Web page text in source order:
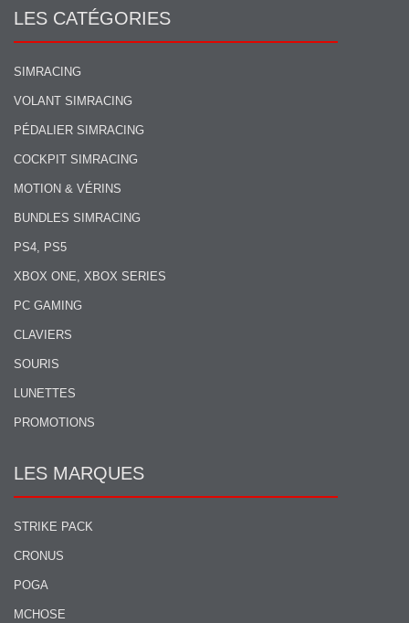
LES CATÉGORIES
SIMRACING
VOLANT SIMRACING
PÉDALIER SIMRACING
COCKPIT SIMRACING
MOTION & VÉRINS
BUNDLES SIMRACING
PS4, PS5
XBOX ONE, XBOX SERIES
PC GAMING
CLAVIERS
SOURIS
LUNETTES
PROMOTIONS
LES MARQUES
STRIKE PACK
CRONUS
POGA
MCHOSE